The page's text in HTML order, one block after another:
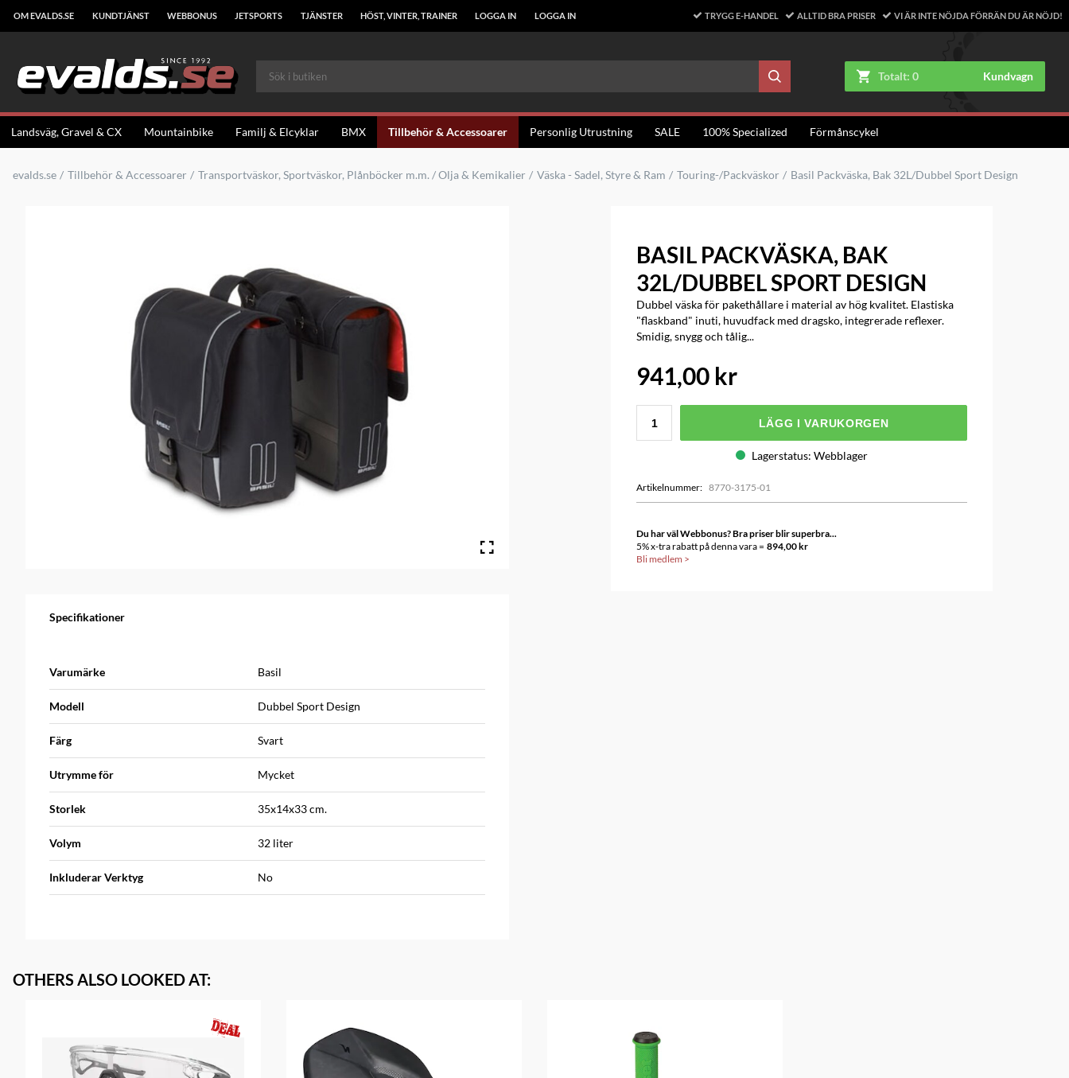
OM EVALDS.SE KUNDTJÄNST WEBBONUS JETSPORTS TJÄNSTER HÖST, VINTER, TRAINER LOGGA IN LOGGA IN TRYGG E-HANDEL ALLTID BRA PRISER VI ÄR INTE NÖJDA FÖRRÄN DU ÄR NÖJD!
Totalt: 0 Kundvagn
Landsväg, Gravel & CX Mountainbike Familj & Elcyklar BMX Tillbehör & Accessoarer Personlig Utrustning SALE 100% Specialized Förmånscykel
evalds.se Tillbehör & Accessoarer Transportväskor, Sportväskor, Plånböcker m.m. / Olja & Kemikalier Väska - Sadel, Styre & Ram Touring-/Packväskor Basil Packväska, Bak 32L/Dubbel Sport Design
Specifikationer
Varumärke Basil
Modell Dubbel Sport Design
Färg Svart
Utrymme för Mycket
Storlek 35x14x33 cm.
Volym 32 liter
Inkluderar Verktyg No
BASIL PACKVÄSKA, BAK
32L/DUBBEL SPORT DESIGN
Dubbel väska för pakethållare i material av hög kvalitet. Elastiska
"flaskband" inuti, huvudfack med dragsko, integrerade reflexer.
Smidig, snygg och tålig...
941,00 kr
LÄGG I VARUKORGEN
Lagerstatus: Webblager
Artikelnummer: 8770-3175-01
Du har väl Webbonus? Bra priser blir superbra...
5% x-tra rabatt på denna vara = 894,00 kr
Bli medlem >
OTHERS ALSO LOOKED AT: